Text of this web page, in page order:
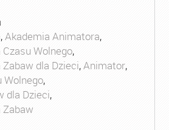
,Akademia Animatora,
Wolnego,
dla Dzieci,Animator,
Wolnego,
dla Dzieci,